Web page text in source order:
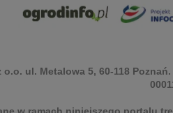
o.o. ul. Metalowa 5, 60-118